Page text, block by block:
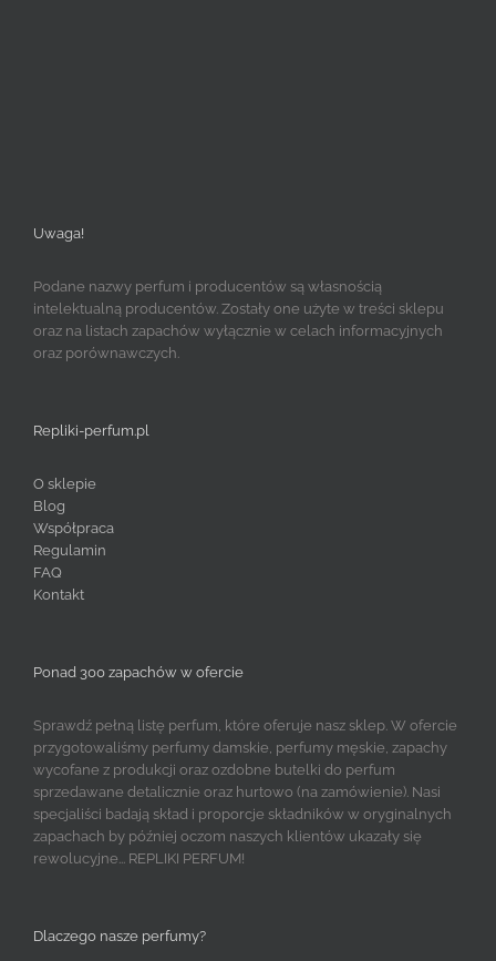
Uwaga!
Podane nazwy perfum i producentów są własnością
intelektualną producentów. Zostały one użyte w treści sklepu
oraz na listach zapachów wyłącznie w celach informacyjnych
oraz porównawczych.
Repliki-perfum.pl
O sklepie
Blog
Współpraca
Regulamin
FAQ
Kontakt
Ponad 300 zapachów w ofercie
Sprawdź pełną listę perfum, które oferuje nasz sklep. W ofercie
przygotowaliśmy perfumy damskie, perfumy męskie, zapachy
wycofane z produkcji oraz ozdobne butelki do perfum
sprzedawane detalicznie oraz hurtowo (na zamówienie). Nasi
specjaliści badają skład i proporcje składników w oryginalnych
zapachach by później oczom naszych klientów ukazały się
rewolucyjne... REPLIKI PERFUM!
Dlaczego nasze perfumy?